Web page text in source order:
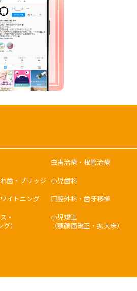
虫歯治療・根管治療
歯・ブリッジ 小児歯科
イトニング
口腔外科・歯牙移植
・
）
小児矯正
（顎顔面矯正・拡大床）